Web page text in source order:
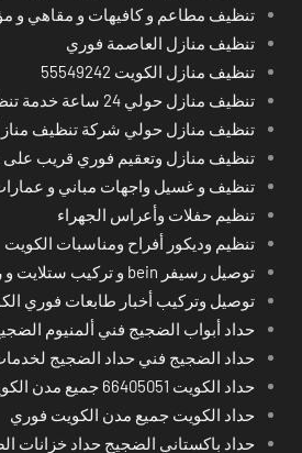
تنظيف مطاعم و كافيهات و مقاهي و
تنظيف منازل العاصمة فوري
تنظيف منازل الكويت 55549242
تنظيف منازل حولي 24 ساعة خدمة تنظيف المساجد في حولي
تنظيف منازل حولي شركة تنظيف
تنظيف منازل وتعقيم فوري قريب
تنظيف و غسيل واجهات مباني و
تنظيم حفلات وأعراس الجهراء
تنظيم وديكور أفراح ومناسبات الكويت
توصيل رسيفر bein و تركيب ستلايت و رسيفرات في الكويت
توصيل وتركيب أخبار طابعات فوري
حداد أبواب الضجيج فني ألمنيوم
حداد الضجيج فني حداد الضجيج
حداد الكويت 66405051 جميع مدن الكويت
حداد الكويت جميع مدن الكويت فوري
حداد باكستاني الضجيج حداد خزانات